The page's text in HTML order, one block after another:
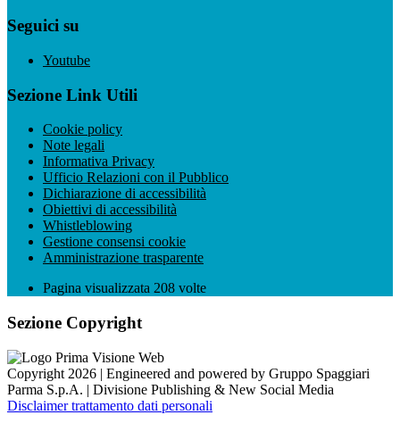
Seguici su
Youtube
Sezione Link Utili
Cookie policy
Note legali
Informativa Privacy
Ufficio Relazioni con il Pubblico
Dichiarazione di accessibilità
Obiettivi di accessibilità
Whistleblowing
Gestione consensi cookie
Amministrazione trasparente
Pagina visualizzata 208 volte
Sezione Copyright
Copyright 2026 | Engineered and powered by Gruppo Spaggiari
Parma S.p.A. | Divisione Publishing & New Social Media
Disclaimer trattamento dati personali